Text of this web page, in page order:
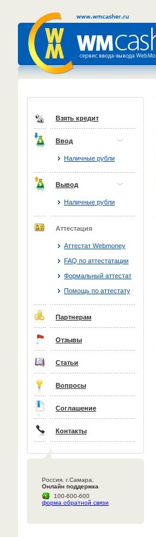
Взять кредит
Ввод
Наличные рубли
Вывод
Наличные рубли
Аттестация
Аттестат Webmoney
FAQ по аттестатации
Формальный аттестат
Помощь по аттестату
Партнерам
Отзывы
Статьи
Вопросы
Соглашение
Контакты
Россия, г.Самара,
Онлайн поддержка
100-600-600
форма обратной связи